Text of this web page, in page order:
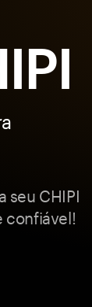
seu CHIPI
confiável!